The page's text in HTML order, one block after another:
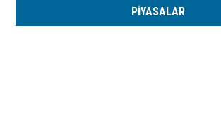
PİYASALAR